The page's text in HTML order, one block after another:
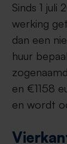
Sinds 1 juli
werking
dan een
huur
en €1158
en wordt